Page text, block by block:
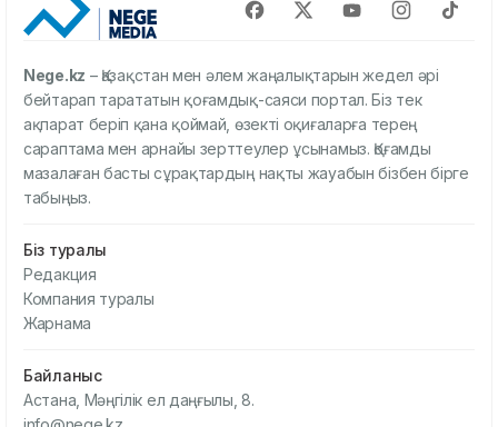
Nege.kz – Қазақстан мен әлем жаңалықтарын жедел әрі
бейтарап тарататын қоғамдық-саяси портал. Біз тек
ақпарат беріп қана қоймай, өзекті оқиғаларға терең
сараптама мен арнайы зерттеулер ұсынамыз. Қоғамды
мазалаған басты сұрақтардың нақты жауабын бізбен бірге
табыңыз.
Біз туралы
Редакция
Компания туралы
Жарнама
Байланыс
Астана, Мәңгілік ел даңғылы, 8.